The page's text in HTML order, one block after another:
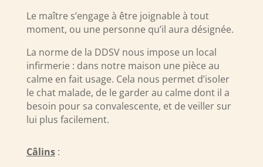
Le maître s’engage à être joignable à tout
moment, ou une personne qu’il aura désignée.
La norme de la DDSV nous impose un local
infirmerie : dans notre maison une pièce au
calme en fait usage. Cela nous permet d’isoler
le chat malade, de le garder au calme dont il a
besoin pour sa convalescente, et de veiller sur
lui plus facilement.
Câlins: